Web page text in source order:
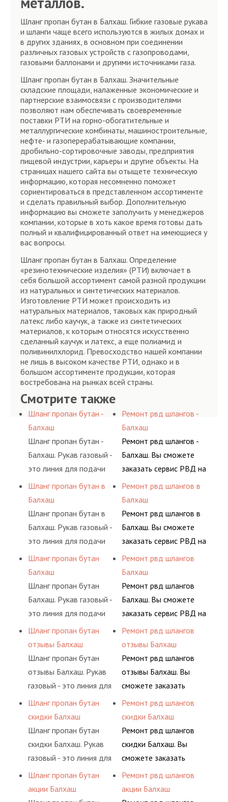
Шланг пропан бутан в Балхаш. Гибкие газовые рукава
и шланги чаще всего используются в жилых домах и
в других зданиях, в основном при соединении
различных газовых устройств с газопроводами,
газовыми баллонами и другими источниками газа.
Шланг пропан бутан в Балхаш. Значительные
складские площади, налаженные экономические и
партнерские взаимосвязи с производителями
позволяют нам обеспечивать своевременные
поставки РТИ на горно-обогатительные и
металлургические комбинаты, машиностроительные,
нефте- и газоперерабатывающие компании,
дробильно-сортировочные заводы, предприятия
пищевой индустрии, карьеры и другие объекты. На
страницах нашего сайта вы отыщете техническую
информацию, которая несомненно поможет
сориентироваться в представленном ассортименте
и сделать правильный выбор. Дополнительную
информацию вы сможете заполучить у менеджеров
компании, которые в хоть какое время готовы дать
полный и квалифицированный ответ на имеющиеся у
вас вопросы.
Шланг пропан бутан в Балхаш. Определение
«резинотехнические изделия» (РТИ) включает в
себя большой ассортимент самой разной продукции
из натуральных и синтетических материалов.
Изготовление РТИ может происходить из
натуральных материалов, таковых как природный
латекс либо каучук, а также из синтетических
материалов, к которым относятся искусственно
сделанный каучук и латекс, а еще полиамид и
поливинилхлорид. Превосходство нашей компании
не лишь в высоком качестве РТИ, однако и в
большом ассортименте продукции, которая
востребована на рынках всей страны.
Смотрите также
Шланг пропан бутан -
Балхаш
Шланг пропан бутан -
Балхаш. Рукав газовый -
это линия для подачи
сжатого воздуха и
различных типов
сжиженного газа
(кислород, аргон, метан,
пропан, бутан,
определенными
Шланг пропан бутан в
Балхаш
Шланг пропан бутан в
Балхаш. Рукав газовый -
это линия для подачи
сжатого воздуха и
различных типов
сжиженного газа
(кислород, аргон, метан,
пропан, бутан,
определенными
Шланг пропан бутан
Балхаш
Шланг пропан бутан
Балхаш. Рукав газовый -
это линия для подачи
сжатого воздуха и
различных типов
сжиженного газа
(кислород, аргон, метан,
пропан, бутан,
определенными
элементами системы.
Шланг пропан бутан
отзывы Балхаш
Шланг пропан бутан
отзывы Балхаш. Рукав
газовый - это линия для
подачи сжатого
воздуха и различных
типов сжиженного газа
(кислород, аргон, метан,
пропан, бутан,
определенными
элементами системы.
Шланг пропан бутан
скидки Балхаш
Шланг пропан бутан
скидки Балхаш. Рукав
газовый - это линия для
подачи сжатого
воздуха и различных
типов сжиженного газа
Шланг пропан бутан
акции Балхаш
Ремонт рвд шлангов -
Балхаш
Ремонт рвд шлангов -
Балхаш. Вы сможете
заказать сервис РВД на
разовой основе либо на
условиях
долговременного
комплексного
обслуживания
предприятия.
Ремонт рвд шлангов в
Балхаш
Ремонт рвд шлангов в
Балхаш. Вы сможете
заказать сервис РВД на
разовой основе либо на
условиях
долговременного
комплексного
обслуживания
предприятия.
Ремонт рвд шлангов
Балхаш
Ремонт рвд шлангов
Балхаш. Вы сможете
заказать сервис РВД на
разовой основе либо на
условиях
долговременного
комплексного
обслуживания
предприятия.
Ремонт рвд шлангов
отзывы Балхаш
Ремонт рвд шлангов
отзывы Балхаш. Вы
сможете заказать
сервис РВД на разовой
основе либо на
условиях
долговременного
комплексного
гидросистем Вашего
предприятия.
Ремонт рвд шлангов
скидки Балхаш
Ремонт рвд шлангов
скидки Балхаш. Вы
сможете заказать
сервис РВД на разовой
основе либо на
условиях
Ремонт рвд шлангов
акции Балхаш